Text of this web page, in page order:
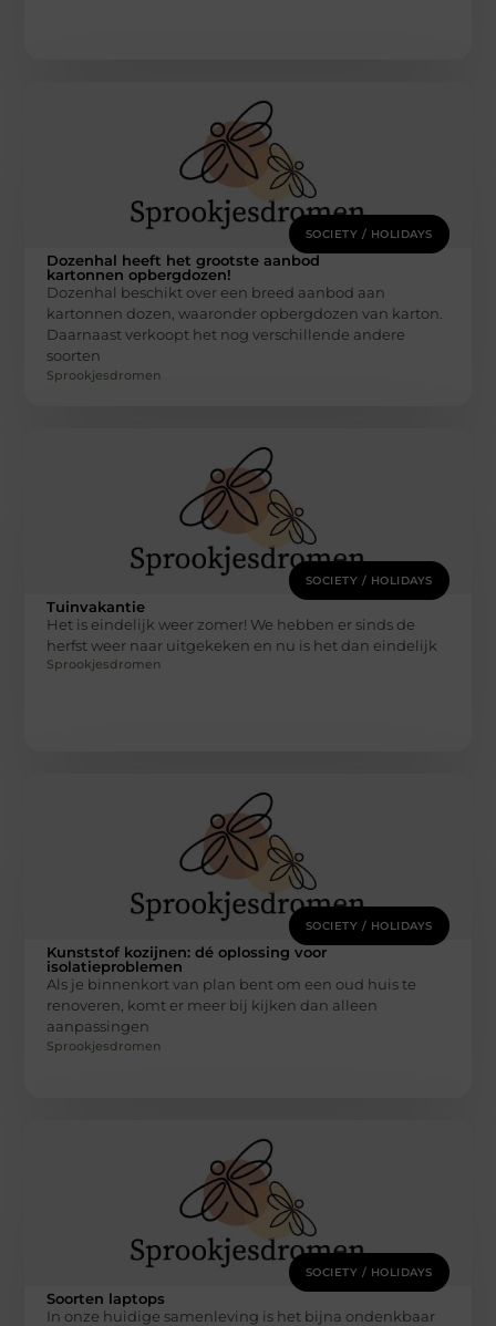
SOCIETY / HOLIDAYS
Dozenhal heeft het grootste aanbod
kartonnen opbergdozen!
Dozenhal beschikt over een breed aanbod aan
kartonnen dozen, waaronder opbergdozen van karton.
Daarnaast verkoopt het nog verschillende andere
soorten
Sprookjesdromen
SOCIETY / HOLIDAYS
Tuinvakantie
Het is eindelijk weer zomer! We hebben er sinds de
herfst weer naar uitgekeken en nu is het dan eindelijk
Sprookjesdromen
SOCIETY / HOLIDAYS
Kunststof kozijnen: dé oplossing voor
isolatieproblemen
Als je binnenkort van plan bent om een oud huis te
renoveren, komt er meer bij kijken dan alleen
aanpassingen
Sprookjesdromen
SOCIETY / HOLIDAYS
Soorten laptops
In onze huidige samenleving is het bijna ondenkbaar